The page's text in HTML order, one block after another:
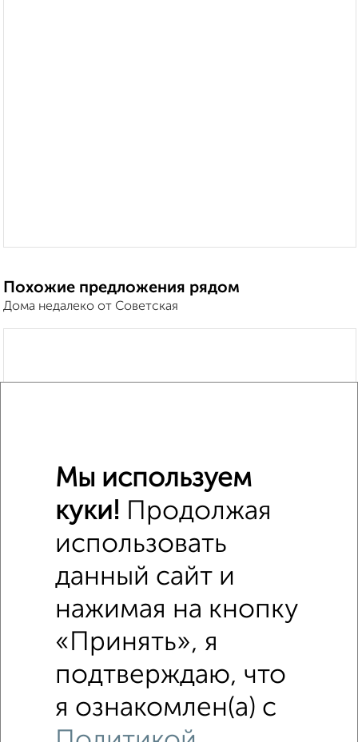
Похожие предложения рядом
Дома недалеко от Советская
Рядом, с меньшей ценой
Недалеко от Советская с ценой ниже
Мы используем
куки! Продолжая
использовать
данный сайт и
нажимая на кнопку
«Принять», я
подтверждаю, что
я ознакомлен(а) с